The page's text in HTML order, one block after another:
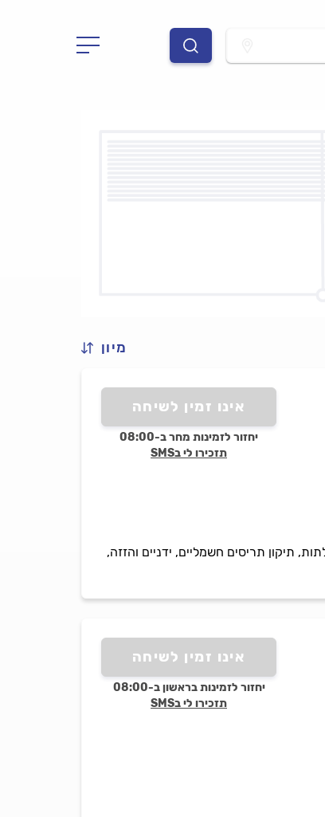
מיון
אינו זמין לשיחה
יחזור לזמינות מחר ב-08:00
תזכירו לי בSMS
תיקון תריסים חשמליים, ידניים והזזה,
אינו זמין לשיחה
יחזור לזמינות בראשון ב-08:00
תזכירו לי בSMS